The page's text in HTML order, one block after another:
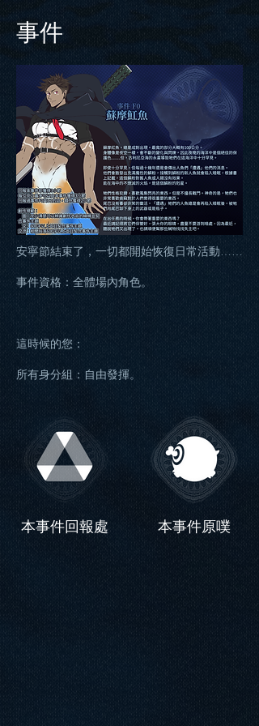
​事件
安寧節結束了，一切都開始恢復日常活動……
事件資格：全體場內角色。
這時候的您：
所有身分組：自由發揮。
本事件回報處 本事件原噗